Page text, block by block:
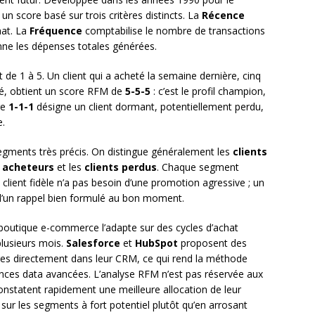
score basé sur trois critères distincts. La Récence
La Fréquence comptabilise le nombre de transactions
les dépenses totales générées.
1 à 5. Un client qui a acheté la semaine dernière, cinq
obtient un score RFM de 5-5-5 : c’est le profil champion,
1-1-1 désigne un client dormant, potentiellement perdu,
très précis. On distingue généralement les clients
et les clients perdus. Chaque segment
fidèle n’a pas besoin d’une promotion agressive ; un
rappel bien formulé au bon moment.
e-commerce l’adapte sur des cycles d’achat
mois. Salesforce et HubSpot proposent des
directement dans leur CRM, ce qui rend la méthode
data avancées. L’analyse RFM n’est pas réservée aux
rapidement une meilleure allocation de leur
les segments à fort potentiel plutôt qu’en arrosant